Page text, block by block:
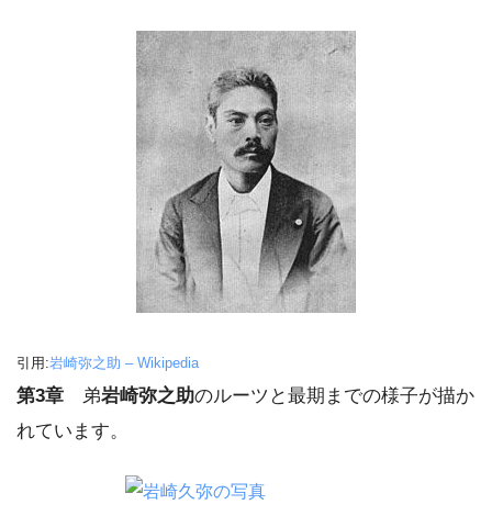
引用:岩崎弥之助 – Wikipedia
第3章 弟岩崎弥之助のルーツと最期までの様子が描か
れています。